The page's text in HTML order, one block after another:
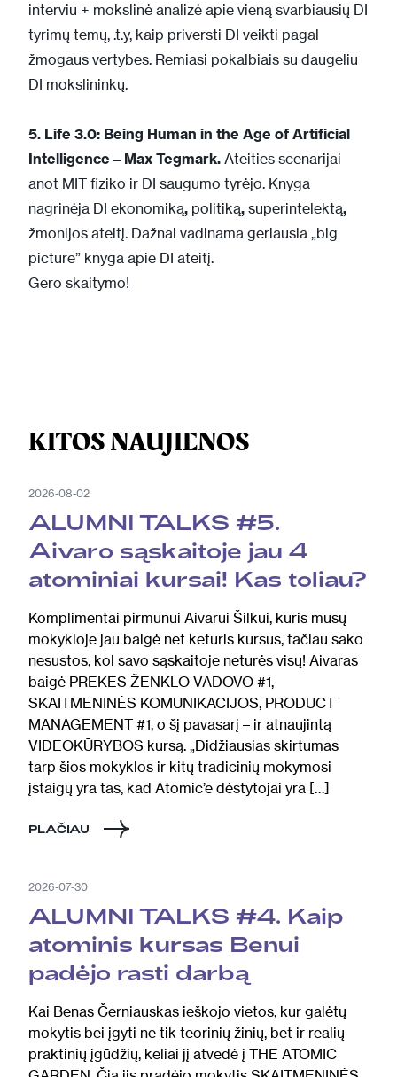
interviu + mokslinė analizė apie vieną svarbiausių DI
tyrimų temų, .t.y, kaip priversti DI veikti pagal
žmogaus vertybes. Remiasi pokalbiais su daugeliu
DI mokslininkų.
5. Life 3.0: Being Human in the Age of Artificial
Intelligence – Max Tegmark. Ateities scenarijai
anot MIT fiziko ir DI saugumo tyrėjo. Knyga
nagrinėja DI ekonomiką, politiką, superintelektą,
žmonijos ateitį. Dažnai vadinama geriausia „big
picture” knyga apie DI ateitį.
Gero skaitymo!
KITOS NAUJIENOS
2026-08-02
ALUMNI TALKS #5.
Aivaro sąskaitoje jau 4
atominiai kursai! Kas toliau?
Komplimentai pirmūnui Aivarui Šilkui, kuris mūsų
mokykloje jau baigė net keturis kursus, tačiau sako
nesustos, kol savo sąskaitoje neturės visų! Aivaras
baigė PREKĖS ŽENKLO VADOVO #1,
SKAITMENINĖS KOMUNIKACIJOS, PRODUCT
MANAGEMENT #1, o šį pavasarį – ir atnaujintą
VIDEOKŪRYBOS kursą. „Didžiausias skirtumas
tarp šios mokyklos ir kitų tradicinių mokymosi
įstaigų yra tas, kad Atomic’e dėstytojai yra […]
PLAČIAU
2026-07-30
ALUMNI TALKS #4. Kaip
atominis kursas Benui
padėjo rasti darbą
Kai Benas Černiauskas ieškojo vietos, kur galėtų
mokytis bei įgyti ne tik teorinių žinių, bet ir realių
praktinių įgūdžių, keliai jį atvedė į THE ATOMIC